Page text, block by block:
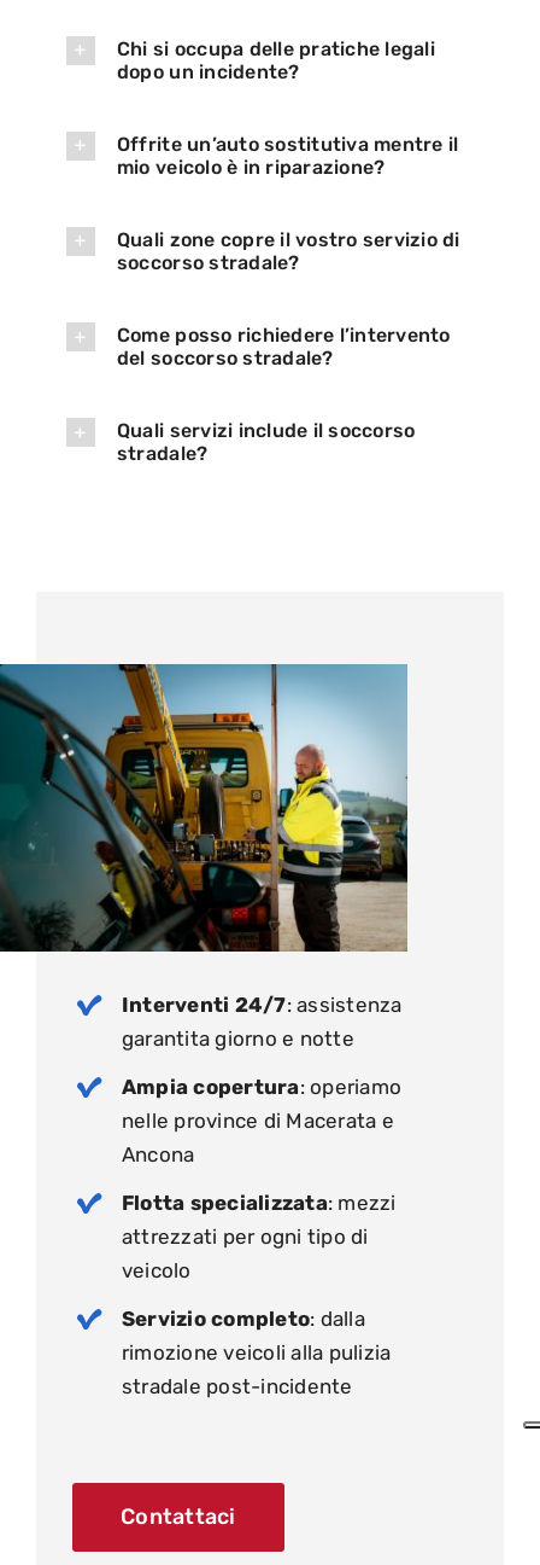
Chi si occupa delle pratiche legali
dopo un incidente?
Offrite un’auto sostitutiva mentre il
mio veicolo è in riparazione?
Quali zone copre il vostro servizio di
soccorso stradale?
Come posso richiedere l’intervento
del soccorso stradale?
Quali servizi include il soccorso
stradale?
Interventi 24/7: assistenza
garantita giorno e notte
Ampia copertura: operiamo
nelle province di Macerata e
Ancona
Flotta specializzata: mezzi
attrezzati per ogni tipo di
veicolo
Servizio completo: dalla
rimozione veicoli alla pulizia
stradale post-incidente
Contattaci